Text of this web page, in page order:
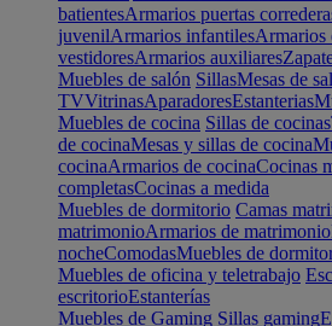
batientesArmarios puertas
juvenilArmarios infantilesArmarios
vestidoresArmarios auxiliares
Muebles de salón SillasMesas de
TVVitrinasAparadoresEstanterias
Muebles de cocina Sillas de cocinas
de cocinaMesas y sillas de cocina
cocinaArmarios de cocinaCocinas
completasCocinas a medida
Muebles de dormitorio Camas
matrimonioArmarios de matrimonio
nocheComodasMuebles de
Muebles de oficina y teletrabajo
escritorioEstanterías
Muebles de Gaming Sillas gaming